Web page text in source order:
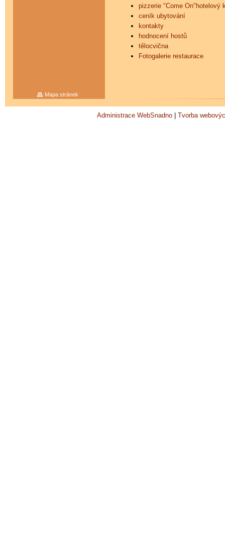
pizzerie "Come On"hotelový
ceník ubytování
kontakty
hodnocení hostů
tělocvična
Fotogalerie restaurace
Mapa stránek
Administrace WebSnadno Tvorba